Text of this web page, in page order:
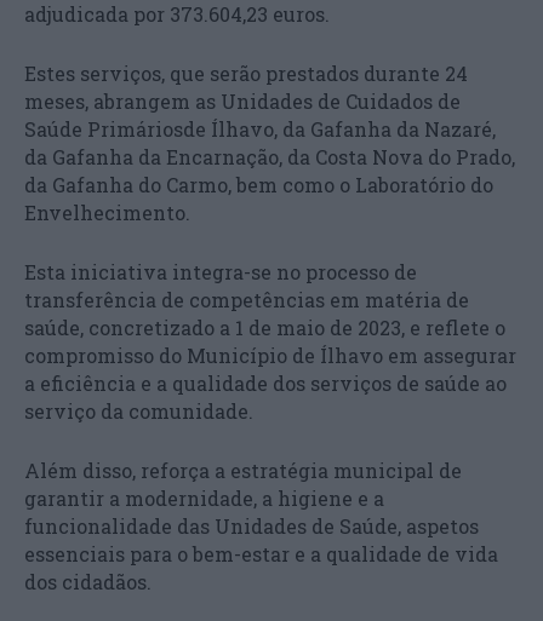
adjudicada por 373.604,23 euros.
Estes serviços, que serão prestados durante 24
meses, abrangem as Unidades de Cuidados de
Saúde Primáriosde Ílhavo, da Gafanha da Nazaré,
da Gafanha da Encarnação, da Costa Nova do Prado,
da Gafanha do Carmo, bem como o Laboratório do
Envelhecimento.
Esta iniciativa integra-se no processo de
transferência de competências em matéria de
saúde, concretizado a 1 de maio de 2023, e reflete o
compromisso do Município de Ílhavo em assegurar
a eficiência e a qualidade dos serviços de saúde ao
serviço da comunidade.
Além disso, reforça a estratégia municipal de
garantir a modernidade, a higiene e a
funcionalidade das Unidades de Saúde, aspetos
essenciais para o bem-estar e a qualidade de vida
dos cidadãos.